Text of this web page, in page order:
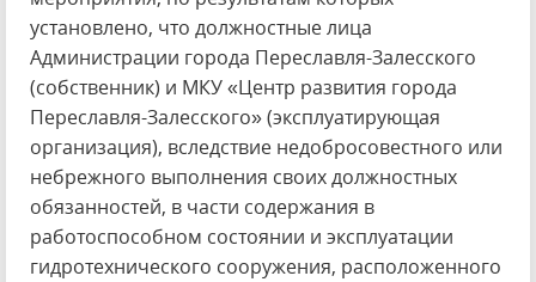
установлено, что должностные лица
Администрации города Переславля-Залесского
(собственник) и МКУ «Центр развития города
Переславля-Залесского» (эксплуатирующая
организация), вследствие недобросовестного или
небрежного выполнения своих должностных
обязанностей, в части содержания в
работоспособном состоянии и эксплуатации
гидротехнического сооружения, расположенного